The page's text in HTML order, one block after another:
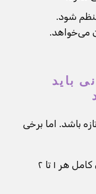
منظم شود.
می‌خواهد.
باید
باشد. اما برخی
خونریزی خیلی شدید، مثل خیس شدن کامل هر ۱ تا ۲